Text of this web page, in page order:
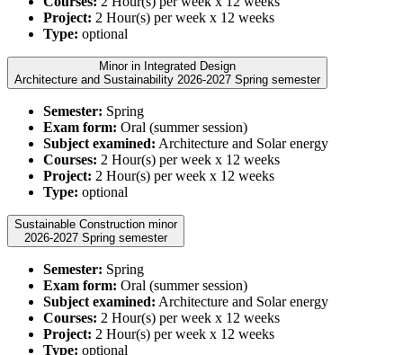
Project: 2 Hour(s) per week x 12 weeks
Type: optional
Minor in Integrated Design
Architecture and Sustainability 2026-2027 Spring semester
Semester: Spring
Exam form: Oral (summer session)
Subject examined: Architecture and Solar energy
Courses: 2 Hour(s) per week x 12 weeks
Project: 2 Hour(s) per week x 12 weeks
Type: optional
Sustainable Construction minor
2026-2027 Spring semester
Semester: Spring
Exam form: Oral (summer session)
Subject examined: Architecture and Solar energy
Courses: 2 Hour(s) per week x 12 weeks
Project: 2 Hour(s) per week x 12 weeks
Type: optional